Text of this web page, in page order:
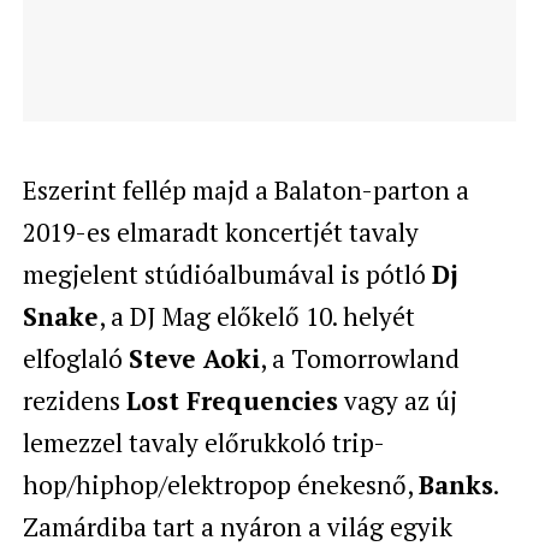
Eszerint fellép majd a Balaton-parton a
2019-es elmaradt koncertjét tavaly
megjelent stúdióalbumával is pótló Dj
Snake, a DJ Mag előkelő 10. helyét
elfoglaló Steve Aoki, a Tomorrowland
rezidens Lost Frequenciesvagy az új
lemezzel tavaly előrukkoló trip-
hop/hiphop/elektropop énekesnő,Banks.
Zamárdiba tart a nyáron a világ egyik